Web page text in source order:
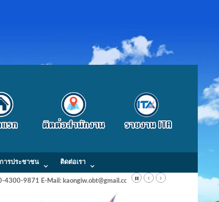
ารประชาชน ติดต่อเรา
9871 E-Mail: kaongiw.obt@gmail.com